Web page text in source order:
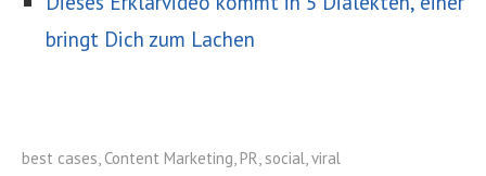
bringt Dich zum Lachen
best cases, Content Marketing, PR,social,viral